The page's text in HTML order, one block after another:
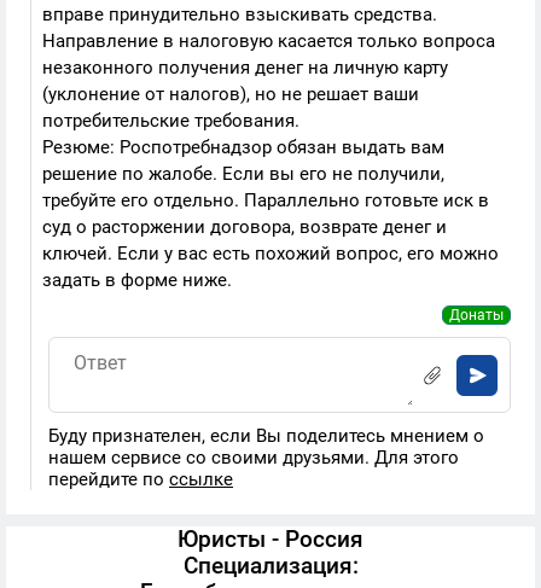
вправе принудительно взыскивать средства.
Направление в налоговую касается только вопроса
незаконного получения денег на личную карту
(уклонение от налогов), но не решает ваши
потребительские требования.
Резюме: Роспотребнадзор обязан выдать вам
решение по жалобе. Если вы его не получили,
требуйте его отдельно. Параллельно готовьте иск в
суд о расторжении договора, возврате денег и
ключей. Если у вас есть похожий вопрос, его можно
задать в форме ниже.
Донаты
Буду признателен, если Вы поделитесь мнением о
нашем сервисе со своими друзьями. Для этого
перейдите по ссылке
Юристы - Россия
Специализация: